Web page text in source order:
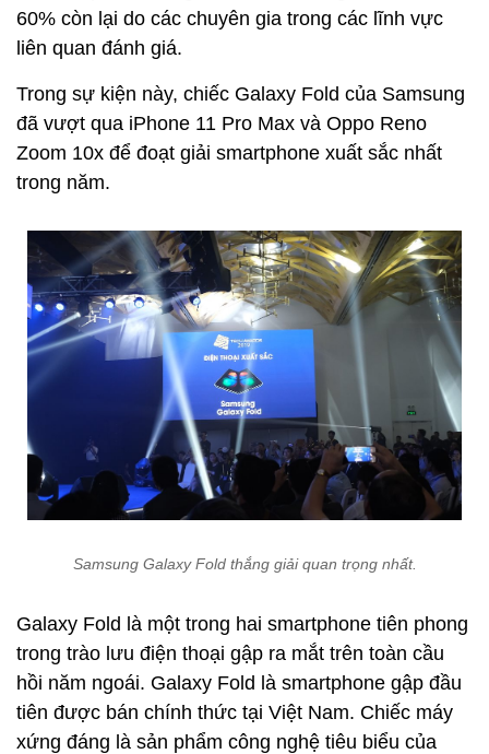
60% còn lại do các chuyên gia trong các lĩnh vực
liên quan đánh giá.
Trong sự kiện này, chiếc Galaxy Fold của Samsung
đã vượt qua iPhone 11 Pro Max và Oppo Reno
Zoom 10x để đoạt giải smartphone xuất sắc nhất
trong năm.
Samsung Galaxy Fold thắng giải quan trọng nhất.
Galaxy Fold là một trong hai smartphone tiên phong
trong trào lưu điện thoại gập ra mắt trên toàn cầu
hồi năm ngoái. Galaxy Fold là smartphone gập đầu
tiên được bán chính thức tại Việt Nam. Chiếc máy
xứng đáng là sản phẩm công nghệ tiêu biểu của